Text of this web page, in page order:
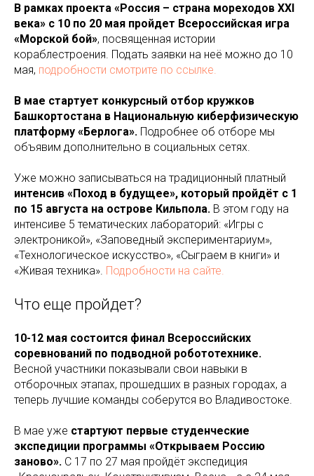
В рамках проекта «Россия – страна мореходов XXI
века» с 10 по 20 мая пройдет Всероссийская игра
«Морской бой», посвященная истории
кораблестроения. Подать заявки на неё можно до 10
мая, подробности смотрите по ссылке.
В мае стартует конкурсный отбор кружков
Башкортостана в Национальную киберфизическую
платформу «Берлога». Подробнее об отборе мы
объявим дополнительно в социальных сетях.
Уже можно записываться на традиционный платный
интенсив «Поход в будущее», который пройдёт с 1
по 15 августа на острове Кильпола. В этом году на
интенсиве 5 тематических лабораторий: «Игры с
электроникой», «Заповедный экспериментариум»,
«Технологическое искусство», «Сыграем в книги» и
«Живая техника». Подробности на сайте.
Что еще пройдет?
10-12 мая состоится финал Всероссийских
соревнований по подводной робототехнике.
Весной участники показывали свои навыки в
отборочных этапах, прошедших в разных городах, а
теперь лучшие команды соберутся во Владивостоке.
В мае уже стартуют первые студенческие
экспедиции программы «Открываем Россию
заново». С 17 по 27 мая пройдёт экспедиция